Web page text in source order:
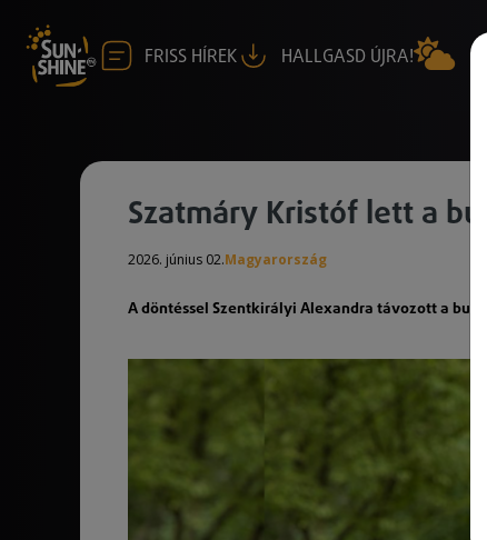
FRISS HÍREK HALLGASD ÚJRA!
Szatmáry Kristóf lett a
2026. június 02.Magyarország
A döntéssel Szentkirályi Alexandra távozott a